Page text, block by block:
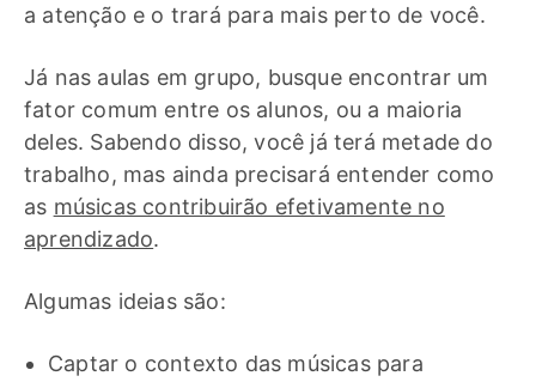
a atenção e o trará para mais perto de você.
Já nas aulas em grupo, busque encontrar um
fator comum entre os alunos, ou a maioria
deles. Sabendo disso, você já terá metade do
trabalho, mas ainda precisará entender como
as músicas contribuirão efetivamente no
aprendizado.
Algumas ideias são:
Captar o contexto das músicas para